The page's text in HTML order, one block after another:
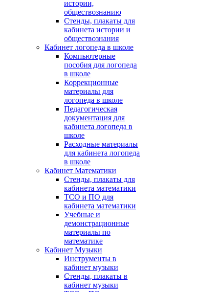
истории,
обществознанию
Стенды, плакаты для
кабинета истории и
обществознания
Кабинет логопеда в школе
Компьютерные
пособия для логопеда
в школе
Коррекционные
материалы для
логопеда в школе
Педагогическая
документация для
кабинета логопеда в
школе
Расходные материалы
для кабинета логопеда
в школе
Кабинет Математики
Стенды, плакаты для
кабинета математики
ТСО и ПО для
кабинета математики
Учебные и
демонстрационные
материалы по
математике
Кабинет Музыки
Инструменты в
кабинет музыки
Стенды, плакаты в
кабинет музыки